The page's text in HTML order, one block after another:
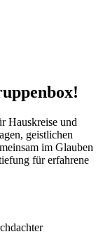
Hauskreise und
geistlichen
im Glauben
für erfahrene